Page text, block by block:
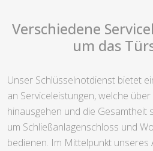
Verschiedene
um das
Unser Schlüsselnotdienst bietet
an Serviceleistungen, welche
hinausgehen und die Gesamtheit
um Schließanlagenschloss und
bedienen. Im Mittelpunkt